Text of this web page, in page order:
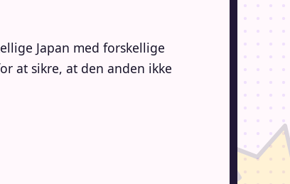
Japan med forskellige
at sikre, at den anden ikke